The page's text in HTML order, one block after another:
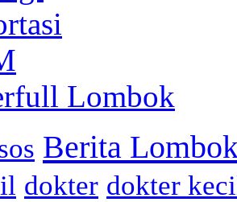
Lombok
Berita
dokter dokter